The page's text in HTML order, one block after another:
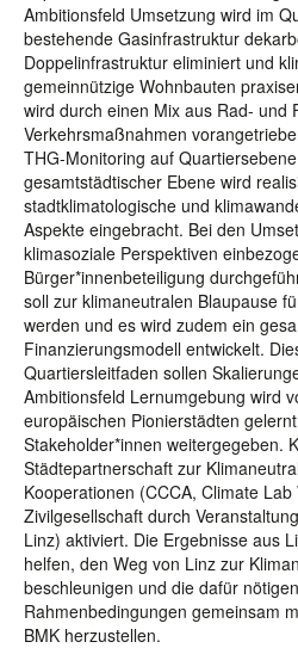
Ambitionsfeld Umsetzung wird im
bestehende Gasinfrastruktur
Doppelinfrastruktur eliminiert und
gemeinnützige Wohnbauten
wird durch einen Mix aus Rad- und
Verkehrsmaßnahmen
THG-Monitoring auf
gesamtstädtischer Ebene wird
stadtklimatologische und
Aspekte eingebracht. Bei den
klimasoziale Perspektiven
Bürger*innenbeteiligung
soll zur klimaneutralen Blaupause
werden und es wird zudem ein
Finanzierungsmodell entwickelt.
Quartiersleitfaden sollen
Ambitionsfeld Lernumgebung wird
europäischen Pionierstädten
Stakeholder*innen weitergegeben.
Städtepartnerschaft zur
Kooperationen (CCCA, Climate
Zivilgesellschaft durch
Linz) aktiviert. Die Ergebnisse aus
helfen, den Weg von Linz zur
beschleunigen und die dafür
Rahmenbedingungen gemeinsam
BMK herzustellen.